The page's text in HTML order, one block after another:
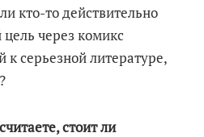
кто-то действительно
цель через комикс
к серьезной литературе,
стоит ли